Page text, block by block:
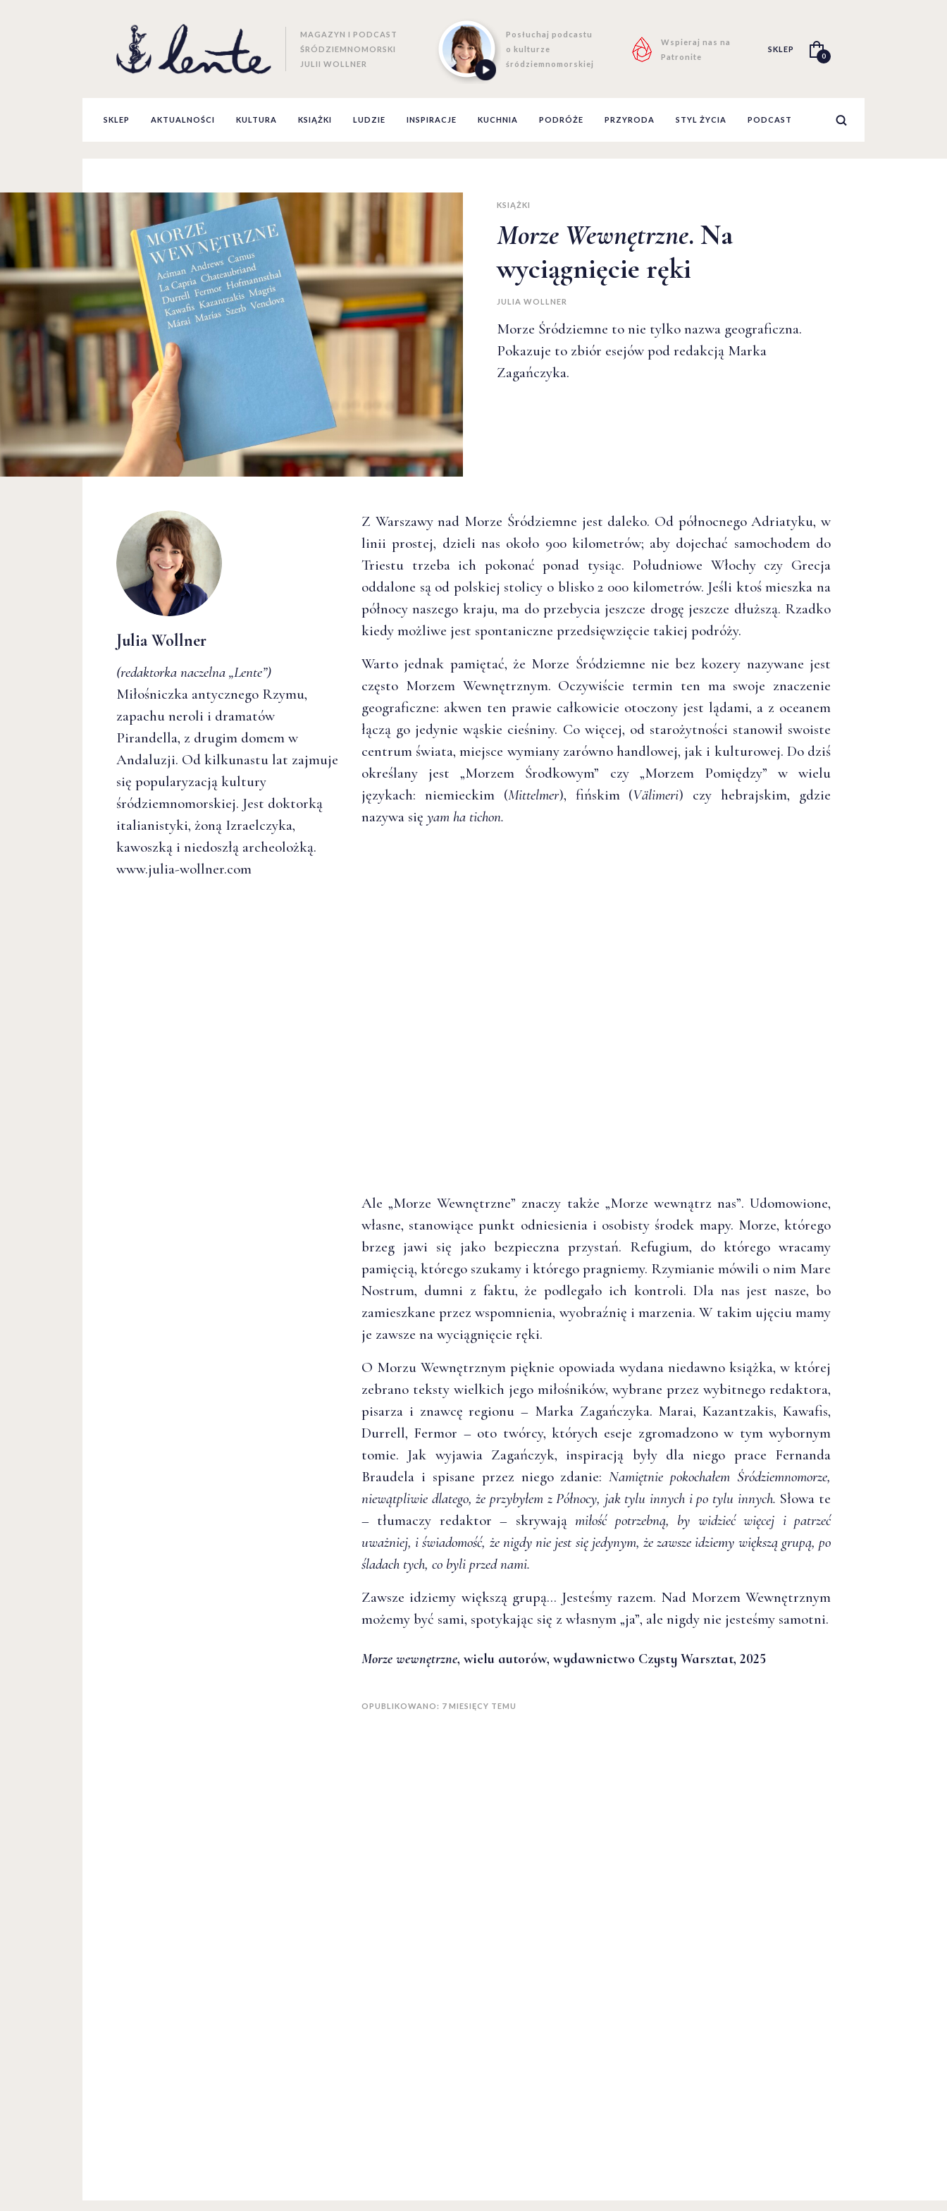
MAGAZYN I PODCAST
ŚRÓDZIEMNOMORSKI
JULII WOLLNER
Posłuchaj podcastu
o kulturze
śródziemnomorskiej
Wspieraj nas na
Patronite
SKLEP
0
SKLEP AKTUALNOŚCI KULTURA KSIĄŻKI LUDZIE INSPIRACJE KUCHNIA PODRÓŻE PRZYRODA STYL ŻYCIA PODCAST
KSIĄŻKI
Morze Wewnętrzne. Na
wyciągnięcie ręki
JULIA WOLLNER
Morze Śródziemne to nie tylko nazwa geograficzna.
Pokazuje to zbiór esejów pod redakcją Marka
Zagańczyka.
Julia Wollner
(redaktorka naczelna „Lente”)
Miłośniczka antycznego Rzymu,
zapachu neroli i dramatów
Pirandella, z drugim domem w
Andaluzji. Od kilkunastu lat zajmuje
się popularyzacją kultury
śródziemnomorskiej. Jest doktorką
italianistyki, żoną Izraelczyka,
kawoszką i niedoszłą archeolożką.
www.julia-wollner.com
Z Warszawy nad Morze Śródziemne jest daleko. Od północnego Adriatyku, w
linii prostej, dzieli nas około 900 kilometrów; aby dojechać samochodem do
Triestu trzeba ich pokonać ponad tysiąc. Południowe Włochy czy Grecja
oddalone są od polskiej stolicy o blisko 2 000 kilometrów. Jeśli ktoś mieszka na
północy naszego kraju, ma do przebycia jeszcze drogę jeszcze dłuższą. Rzadko
kiedy możliwe jest spontaniczne przedsięwzięcie takiej podróży.
Warto jednak pamiętać, że Morze Śródziemne nie bez kozery nazywane jest
często Morzem Wewnętrznym. Oczywiście termin ten ma swoje znaczenie
geograficzne: akwen ten prawie całkowicie otoczony jest lądami, a z oceanem
łączą go jedynie wąskie cieśniny. Co więcej, od starożytności stanowił swoiste
centrum świata, miejsce wymiany zarówno handlowej, jak i kulturowej. Do dziś
określany jest „Morzem Środkowym” czy „Morzem Pomiędzy” w wielu
językach: niemieckim (Mittelmer), fińskim (Välimeri) czy hebrajskim, gdzie
nazywa się yam ha tichon.
Ale „Morze Wewnętrzne” znaczy także „Morze wewnątrz nas”. Udomowione,
własne, stanowiące punkt odniesienia i osobisty środek mapy. Morze, którego
brzeg jawi się jako bezpieczna przystań. Refugium, do którego wracamy
pamięcią, którego szukamy i którego pragniemy. Rzymianie mówili o nim Mare
Nostrum, dumni z faktu, że podlegało ich kontroli. Dla nas jest nasze, bo
zamieszkane przez wspomnienia, wyobraźnię i marzenia. W takim ujęciu mamy
je zawsze na wyciągnięcie ręki.
O Morzu Wewnętrznym pięknie opowiada wydana niedawno książka, w której
zebrano teksty wielkich jego miłośników, wybrane przez wybitnego redaktora,
pisarza i znawcę regionu – Marka Zagańczyka. Marai, Kazantzakis, Kawafis,
Durrell, Fermor – oto twórcy, których eseje zgromadzono w tym wybornym
tomie. Jak wyjawia Zagańczyk, inspiracją były dla niego prace Fernanda
Braudela i spisane przez niego zdanie:Namiętnie pokochałem Śródziemnomorze,
niewątpliwie dlatego, że przybyłem z Północy, jak tylu innych i po tylu innych. Słowa te
– tłumaczy redaktor – skrywająmiłość potrzebną, by widzieć więcej i patrzeć
uważniej, i świadomość, że nigdy nie jest się jedynym, że zawsze idziemy większą grupą, po
śladach tych, co byli przed nami.
Zawsze idziemy większą grupą… Jesteśmy razem. Nad Morzem Wewnętrznym
możemy być sami, spotykając się z własnym „ja”, ale nigdy nie jesteśmy samotni.
Morze wewnętrzne, wielu autorów, wydawnictwo Czysty Warsztat, 2025
OPUBLIKOWANO: 7 MIESIĘCY TEMU